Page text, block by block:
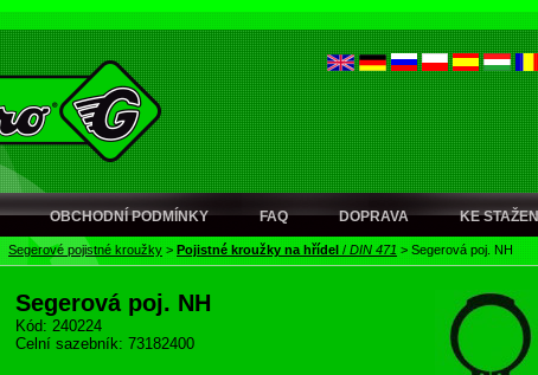
OBCHODNÍ PODMÍNKY FAQ DOPRAVA KE
Segerové pojistné kroužky > Pojistné kroužky na hřídel / DIN 471 > Segerová poj. NH
Segerová poj. NH
Kód: 240224
Celní sazebník: 73182400